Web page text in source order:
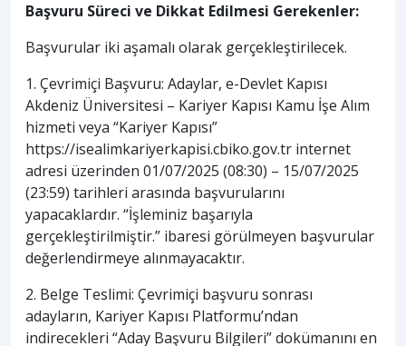
Başvuru Süreci ve Dikkat Edilmesi Gerekenler:
Başvurular iki aşamalı olarak gerçekleştirilecek.
1. Çevrimiçi Başvuru: Adaylar, e-Devlet Kapısı
Akdeniz Üniversitesi – Kariyer Kapısı Kamu İşe Alım
hizmeti veya “Kariyer Kapısı”
https://isealimkariyerkapisi.cbiko.gov.tr internet
adresi üzerinden 01/07/2025 (08:30) – 15/07/2025
(23:59) tarihleri arasında başvurularını
yapacaklardır. “İşleminiz başarıyla
gerçekleştirilmiştir.” ibaresi görülmeyen başvurular
değerlendirmeye alınmayacaktır.
2. Belge Teslimi: Çevrimiçi başvuru sonrası
adayların, Kariyer Kapısı Platformu’ndan
indirecekleri “Aday Başvuru Bilgileri” dokümanını en